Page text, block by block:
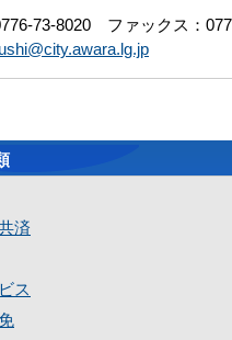
73-8020 ファックス：
済
ス